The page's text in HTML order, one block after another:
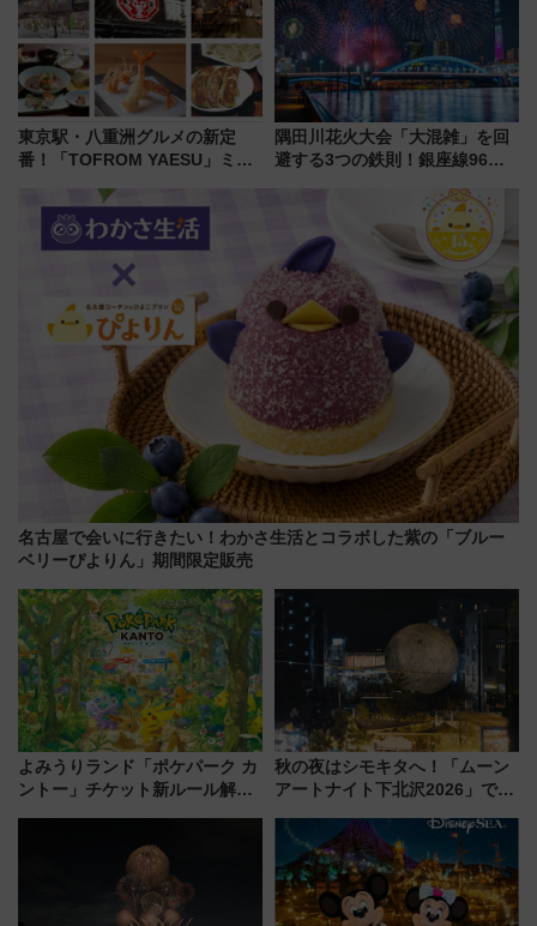
東京駅・八重洲グルメの新定
番！「TOFROM YAESU」ミシ
舗が集結した食の空間を徹底解
剖！（9/10開業）
隅田川花火大会「大混雑」を回
避する3つの鉄則！銀座線96本
ツリー駅の規制まとめ 7/25開催
名古屋で会いに行きたい！わかさ生活とコラボした紫の「ブルー
ベリーぴよりん」期間限定販売
よみうりランド「ポケパーク カ
ントー」チケット新ルール解
秋の夜はシモキタへ！「ムーン
アートナイト下北沢2026」でイ
を満喫しよう